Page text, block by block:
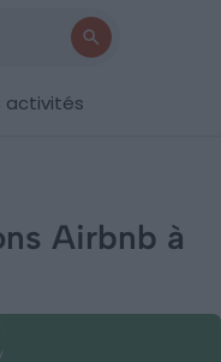
activités
Airbnb à